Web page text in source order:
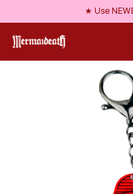
★ Use
★ Nossos